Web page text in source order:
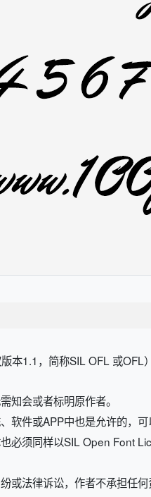
版本1.1，简称SIL OFL 或OFL
知会或者标明原作者。
件或APP中也是允许的，可
必须同样以SIL Open Font
或法律诉讼，作者不承担任何